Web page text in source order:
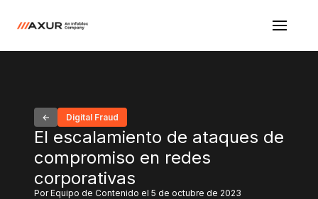
Digital Fraud
El escalamiento de ataques de
compromiso en redes
corporativas
Por Equipo de Contenido el 5 de octubre de 2023